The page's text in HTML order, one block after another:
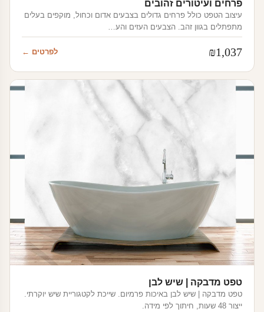
פרחים ועיטורים זהובים
עיצוב הטפט כולל פרחים גדולים בצבעים אדום וכחול, מוקפים בעלים
מתפתלים בגוון זהב. הצבעים העזים והע…
₪1,037 לפרטים ←
טפט מדבקה | שיש לבן
טפט מדבקה | שיש לבן באיכות פרמיום. שייכת לקטגוריית שיש יוקרתי.
ייצור 48 שעות, חיתוך לפי מידה.